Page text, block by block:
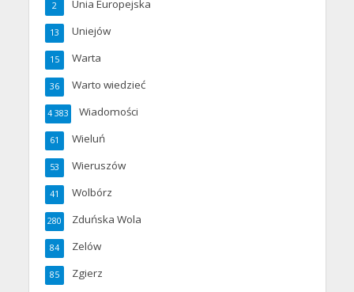
Unia Europejska
2
Uniejów
13
Warta
15
Warto wiedzieć
36
Wiadomości
4 383
Wieluń
61
Wieruszów
53
Wolbórz
41
Zduńska Wola
280
Zelów
84
Zgierz
85